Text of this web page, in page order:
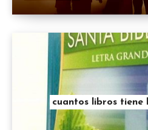
cuantos libros